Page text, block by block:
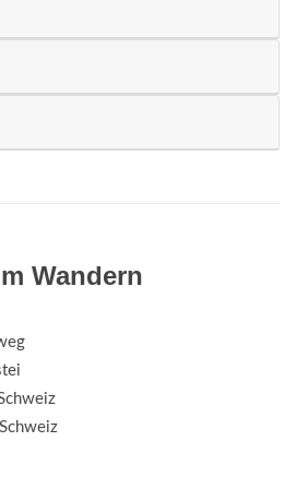
Wandern